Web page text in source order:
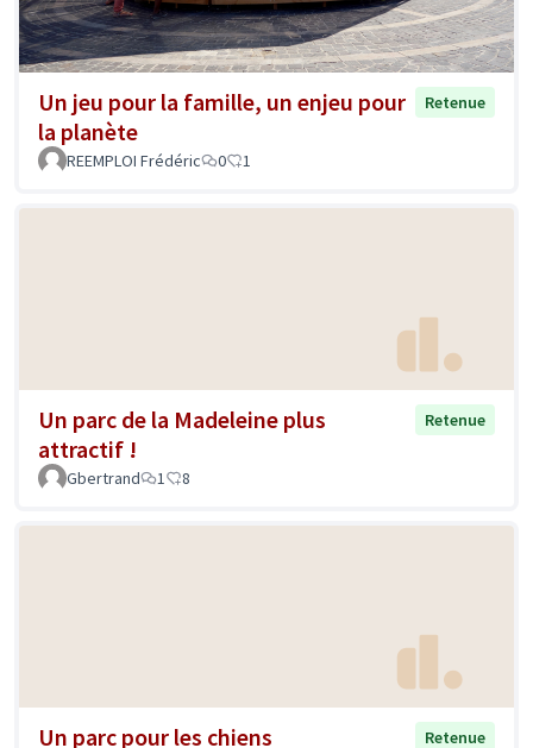
Un jeu pour la famille, un enjeu pour
la planète
Retenue
REEMPLOI Frédéric 0 1
Un parc de la Madeleine plus
attractif !
Retenue
Gbertrand 1 8
Un parc pour les chiens Retenue